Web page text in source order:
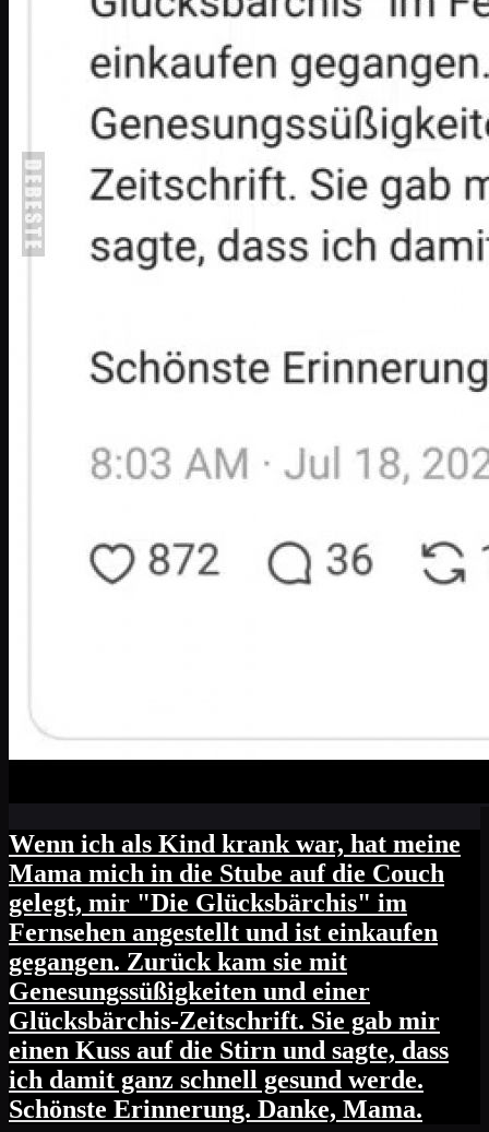
Wenn ich als Kind krank war, hat meine
Mama mich in die Stube auf die Couch
gelegt, mir "Die Glücksbärchis" im
Fernsehen angestellt und ist einkaufen
gegangen. Zurück kam sie mit
Genesungssüßigkeiten und einer
Glücksbärchis-Zeitschrift. Sie gab mir
einen Kuss auf die Stirn und sagte, dass
ich damit ganz schnell gesund werde.
Schönste Erinnerung. Danke, Mama.